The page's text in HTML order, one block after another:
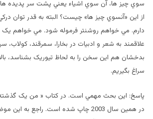
سوي چيز ها، آن سوي اشياء يعني پشت سر پدیده ها
از اين «آنسوي چيز ها» چيست؟ البته به قدر توان
دارم. مي خواهم روشنتر فرموله شود. مي خواهم يک
علاقمند به شعر و ادبيات در بخارا، سمرقند، کولاب،
بدخشان هم اين سخن را به لحاظ تيوريک بشناسد،
سراغ بگيريم.
پاسخ: اين بحث مهمي است. در کتاب « من يک
در همين سال 2003 چاپ شده است. راجع